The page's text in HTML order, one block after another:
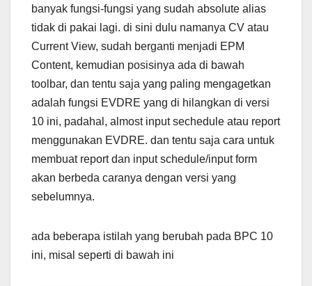
banyak fungsi-fungsi yang sudah absolute alias
tidak di pakai lagi. di sini dulu namanya CV atau
Current View, sudah berganti menjadi EPM
Content, kemudian posisinya ada di bawah
toolbar, dan tentu saja yang paling mengagetkan
adalah fungsi EVDRE yang di hilangkan di versi
10 ini, padahal, almost input sechedule atau report
menggunakan EVDRE. dan tentu saja cara untuk
membuat report dan input schedule/input form
akan berbeda caranya dengan versi yang
sebelumnya.
ada beberapa istilah yang berubah pada BPC 10
ini, misal seperti di bawah ini